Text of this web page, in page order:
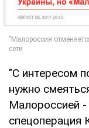
"С интересом
нужно
Малороссией -
спецоперация